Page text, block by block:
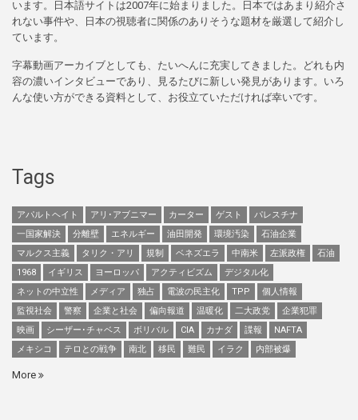
います。日本語サイトは2007年に始まりました。日本ではあまり紹介さ
れない事件や、日本の視聴者に関係のありそうな題材を厳選して紹介し
ています。
字幕動画アーカイブとしても、たいへんに充実してきました。どれも内
容の濃いインタビューであり、見るたびに新しい発見があります。いろ
んな使い方ができる資料として、お役立ていただければ幸いです。
Tags
アパルトヘイト アリ･アブニマー カーター ゲスト
パレスチナ
一国家解決
分離壁 エネルギー 油田開発 環境汚染
石油企業
マルクス主義
タリク・アリ 規制 ベネズエラ 中南米 左派政権
石油
1968
イギリス ヨーロッパ アクティビズム
デジタル化
ネットの中立性
メディア 独占 電波の民主化 TPP
個人情報
監視社会
警察 企業と社会 偏向報道 温暖化 二大政党
企業犯罪
映画
シーザー･チャベス ボリバル CIA カナダ 諜報
NAFTA
メキシコ
テロとの戦争 南北 移民 難民 イラク 内部被爆
More